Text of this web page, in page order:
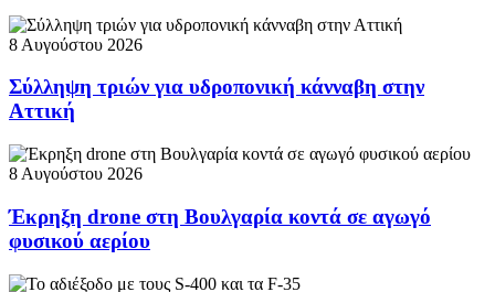
8 Αυγούστου 2026
Σύλληψη τριών για υδροπονική κάνναβη στην
Αττική
8 Αυγούστου 2026
Έκρηξη drone στη Βουλγαρία κοντά σε αγωγό
φυσικού αερίου